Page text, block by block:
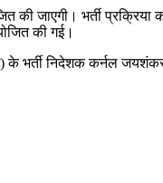
जाएगी। भर्ती
की गई।
भर्ती निदेशक कर्नल